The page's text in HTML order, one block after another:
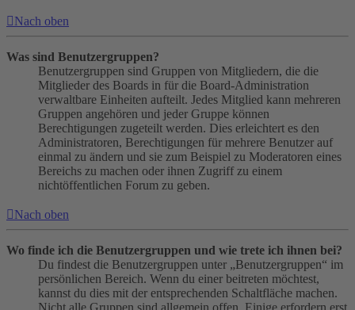
Nach oben
Was sind Benutzergruppen?
Benutzergruppen sind Gruppen von Mitgliedern, die die
Mitglieder des Boards in für die Board-Administration
verwaltbare Einheiten aufteilt. Jedes Mitglied kann mehreren
Gruppen angehören und jeder Gruppe können
Berechtigungen zugeteilt werden. Dies erleichtert es den
Administratoren, Berechtigungen für mehrere Benutzer auf
einmal zu ändern und sie zum Beispiel zu Moderatoren eines
Bereichs zu machen oder ihnen Zugriff zu einem
nichtöffentlichen Forum zu geben.
Nach oben
Wo finde ich die Benutzergruppen und wie trete ich ihnen bei?
Du findest die Benutzergruppen unter „Benutzergruppen“ im
persönlichen Bereich. Wenn du einer beitreten möchtest,
kannst du dies mit der entsprechenden Schaltfläche machen.